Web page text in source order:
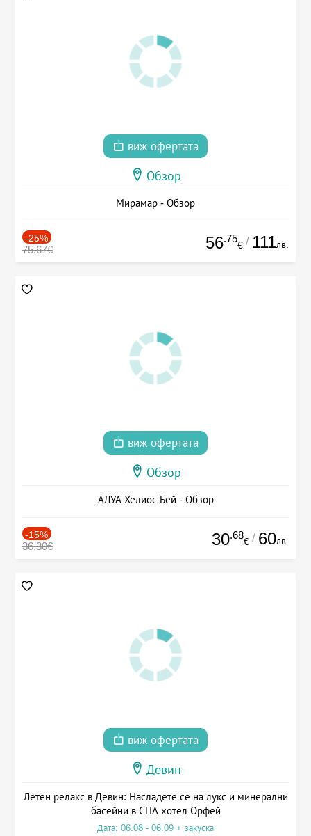
виж офертата
Обзор
Мирамар - Обзор
-25%
75.67€ 56.75
€ / 111лв.
виж офертата
Обзор
АЛУА Хелиос Бей - Обзор
-15%
36.30€ 30.68
€ / 60лв.
виж офертата
Девин
Летен релакс в Девин: Насладете се на лукс и минерални
басейни в СПА хотел Орфей
Дата: 06.08 - 06.09 + закуска